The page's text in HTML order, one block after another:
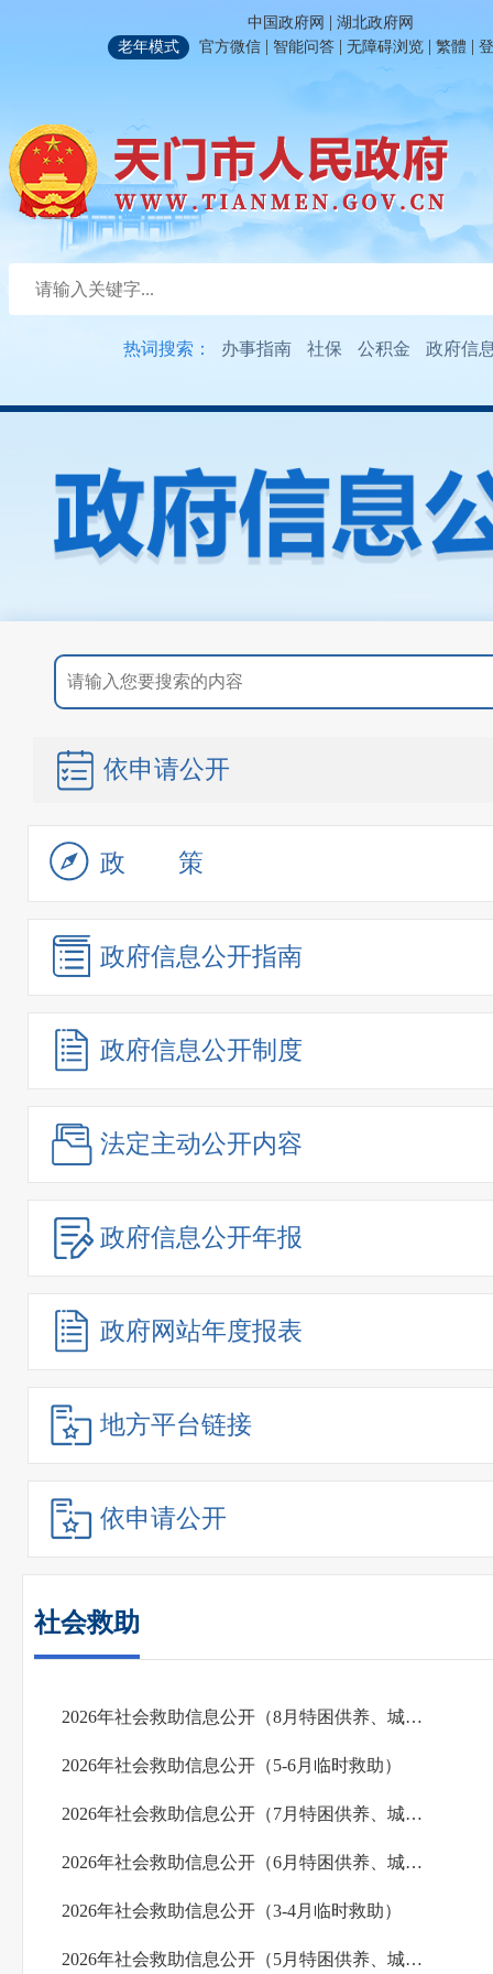
中国政府网 | 湖北政府网
老年模式
官方微信 | 智能问答 | 无障碍浏览 | 繁體 |
热词搜索： 办事指南 社保 公积金 政府信
依申请公开
政策
政府信息公开指南
政府信息公开制度
法定主动公开内容
政府信息公开年报
政府网站年度报表
地方平台链接
依申请公开
社会救助
2026年社会救助信息公开（8月特困供养、城市农村低保）
2026年社会救助信息公开（5-6月临时救助）
2026年社会救助信息公开（7月特困供养、城市农村低保）
2026年社会救助信息公开（6月特困供养、城市农村低保）
2026年社会救助信息公开（3-4月临时救助）
2026年社会救助信息公开（5月特困供养、城市农村低保）